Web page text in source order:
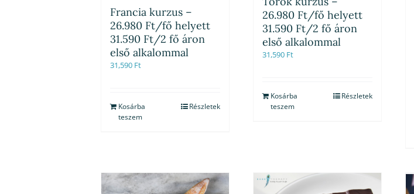
Francia kurzus –
26.980 Ft/fő helyett
31.590 Ft/2 fő áron
első alkalommal
31,590 Ft
Kosárba
teszem
Részletek
26.980 Ft/fő helyett
31.590 Ft/2 fő áron
első alkalommal
31,590 Ft
Kosárba
teszem
Részletek